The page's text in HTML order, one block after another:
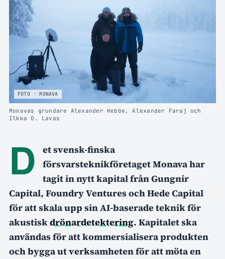
FOTO · MONAVA
Monavas grundare Alexander Hebbe, Alexander Faraj och
Ilkka O. Lavas
D
et svensk-finska
försvarsteknikföretaget Monava har
tagit in nytt kapital från Gungnir
Capital, Foundry Ventures och Hede Capital
för att skala upp sin AI-baserade teknik för
akustiskdrönardetektering. Kapitalet ska
användas för att kommersialisera produkten
och bygga ut verksamheten för att möta en